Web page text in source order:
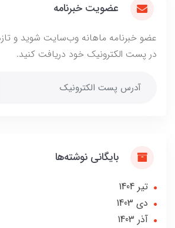
عضویت خبرنامه
عضو خبرنامه ماهانه وب‌سایت شوید و
در پست الکترونیک خود دریافت کنید.
بایگانی نوشته‌ها
تير 1404
دی 1403
آذر 1403